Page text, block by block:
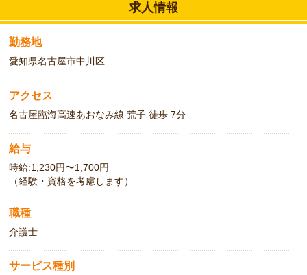
求人情報
勤務地
愛知県名古屋市中川区
アクセス
名古屋臨海高速あおなみ線 荒子 徒歩 7分
給与
時給:1,230円〜1,700円
（経験・資格を考慮します）
職種
介護士
サービス種別